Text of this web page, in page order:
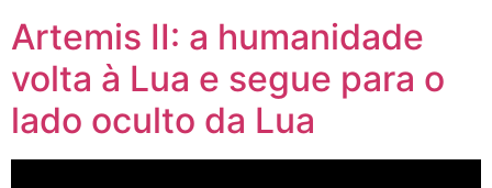
Artemis II: a humanidade
volta à Lua e segue para o
lado oculto da Lua